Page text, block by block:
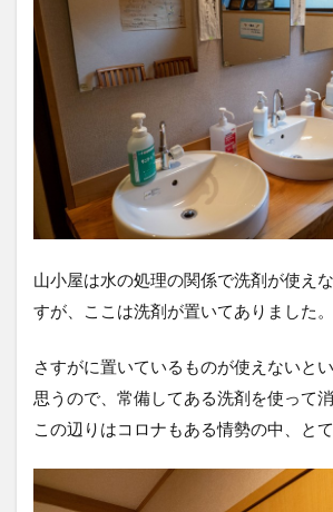
山小屋は水の処理の関係で洗剤が使え
すが、ここは洗剤が置いてありました。
さすがに置いているものが使えないと
思うので、常備してある洗剤を使って消
この辺りはコロナもある情勢の中、と